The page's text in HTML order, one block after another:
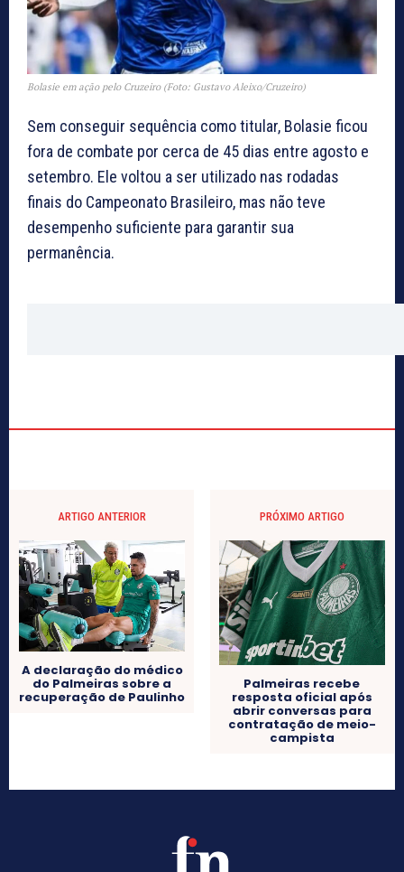
Bolasie em ação pelo Cruzeiro (Foto: Gustavo Aleixo/Cruzeiro)
Sem conseguir sequência como titular, Bolasie ficou
fora de combate por cerca de 45 dias entre agosto e
setembro. Ele voltou a ser utilizado nas rodadas
finais do Campeonato Brasileiro, mas não teve
desempenho suficiente para garantir sua
permanência.
ARTIGO ANTERIOR
A declaração do médico
do Palmeiras sobre a
recuperação de Paulinho
PRÓXIMO ARTIGO
Palmeiras recebe
resposta oficial após
abrir conversas para
contratação de meio-
campista